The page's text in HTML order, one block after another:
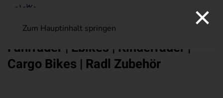
Zum Hauptinhalt springen
Fahrräder | Ebikes | Kinderräder |
Cargo Bikes | Radl Zubehör
×